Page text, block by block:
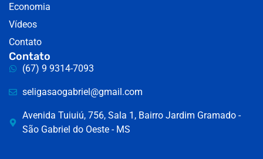
Economia
Vídeos
Contato
Contato
(67) 9 9314-7093
seligasaogabriel@gmail.com
Avenida Tuiuiú, 756, Sala 1, Bairro Jardim Gramado -
São Gabriel do Oeste - MS